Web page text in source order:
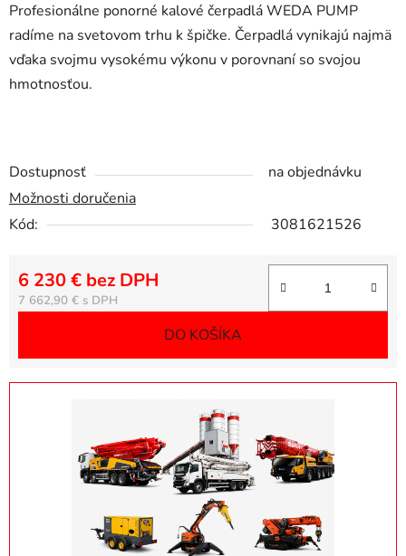
Profesionálne ponorné kalové čerpadlá WEDA PUMP
radíme na svetovom trhu k špičke. Čerpadlá vynikajú najmä
vďaka svojmu vysokému výkonu v porovnaní so svojou
hmotnosťou.
Dostupnosť
na objednávku
Možnosti doručenia
Kód:
3081621526
7 662,90 €
6 230 € bez DPH
DO KOŠÍKA